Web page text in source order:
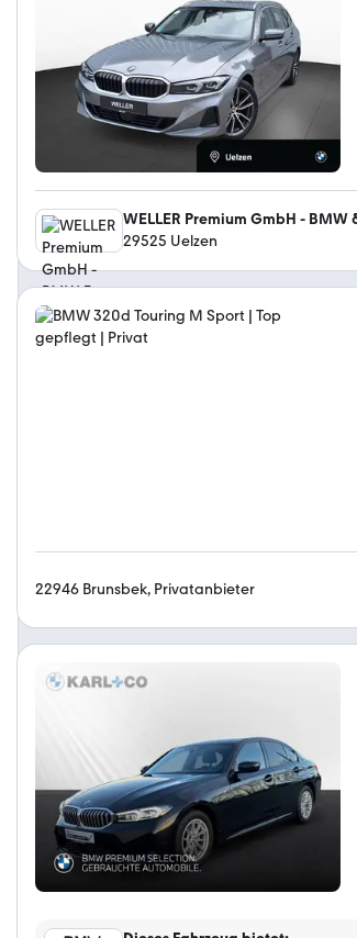
29525 Uelzen
22946 Brunsbek, Privatanbieter